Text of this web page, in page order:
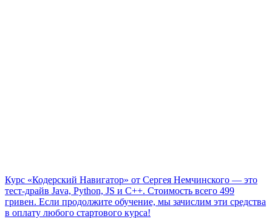
Курс «Кодерский Навигатор» от Сергея Немчинского — это
тест-драйв Java, Python, JS и C++. Стоимость всего 499
гривен. Если продолжите обучение, мы зачислим эти средства
в оплату любого стартового курса!